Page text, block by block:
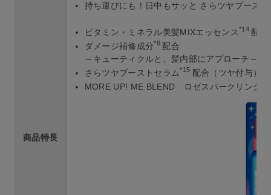
商品特長
持ち運びにも！日中もサッと さらツヤブースト
ビタミン・ミネラル美髪MIXエッセンス *14配合
ダメージ補修成分*8配合
～キューティクルと、髪内部にアプローチ～
さらツヤブーストセラム*15 配合（ツヤ付与）
MORE UP! ME BLEND ロゼスパークリング×